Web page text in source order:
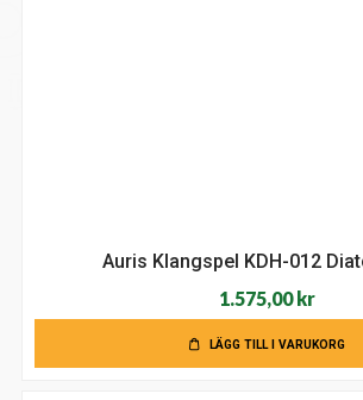
Auris Klangspel KDH-012
1.575,00kr
LÄGG TILL I VARUKORG